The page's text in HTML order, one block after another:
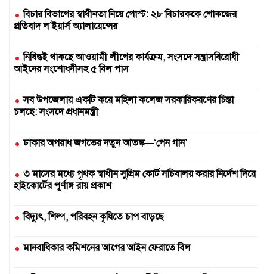
বিচার বিভাগের স্বাধীনতা নিয়ে পোস্ট: ২৮ বিচারককে শোকজের
প্রতিবাদ ল’ইয়ার্স অ্যালায়েন্সের
নিষিদ্ধই থাকছে আওয়ামী লীগের কার্যক্রম, সংসদে সন্ত্রাসবিরোধী
আইনের সংশোধনীসহ ৫ বিল পাস
সব উপজেলায় একটি করে মহিলা কলেজ সরকারিকরণের চিন্তা
চলছে: সংসদে প্রধানমন্ত্রী
ঢাকার অপরাধ জগতের নতুন আতঙ্ক—‘পেন গান’
৩ মাসের মধ্যে পৃথক স্বাধীন সুপ্রিম কোর্ট সচিবালয় করার নির্দেশ দিয়ে
হাইকোর্টের পূর্ণাঙ্গ রায় প্রকাশ
বিদ্যুৎ, শিল্প, পরিবহন কৃষিতে চাপ বাড়ছে
মানবাধিকার কমিশনের আগের আইন ফেরাতে বিল